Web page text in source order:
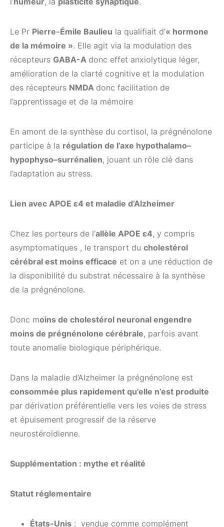
Le Pr Pierre-Émile Baulieu la qualifiait d’« hormone
de la mémoire ». Elle agit via la modulation des
récepteurs GABA-A donc effet anxiolytique léger,
amélioration de la clarté cognitive et la modulation
des récepteurs NMDA donc facilitation de
l’apprentissage et de la mémoire
En amont de la synthèse du cortisol, la prégnénolone
participe à la régulation de l’axe hypothalamo–
hypophyso–surrénalien, jouant un rôle clé dans
l’adaptation au stress.
Lien avec APOE ε4 et maladie d’Alzheimer
Chez les porteurs de l’allèle APOE ε4, y compris
asymptomatiques , le transport du cholestérol
cérébral est moins efficace et on a une réduction de
la disponibilité du substrat nécessaire à la synthèse
de la prégnénolone.
Donc moins de cholestérol neuronal engendre
moins de prégnénolone cérébrale, parfois avant
toute anomalie biologique périphérique.
Dans la maladie d’Alzheimer la prégnénolone est
consommée plus rapidement qu’elle n’est produite
par dérivation préférentielle vers les voies de stress
et épuisement progressif de la réserve
neurostéroïdienne.
Supplémentation : mythe et réalité
Statut réglementaire
États-Unis : vendue comme complément